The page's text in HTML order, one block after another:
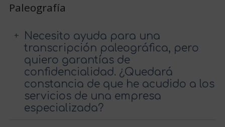
Paleografía
Necesito ayuda para una
transcripción paleográfica, pero
quiero garantías de
confidencialidad. ¿Quedará
constancia de que he acudido a los
servicios de una empresa
especializada?